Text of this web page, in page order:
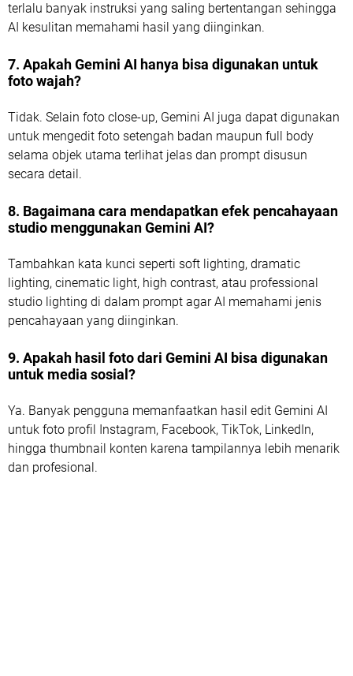
terlalu banyak instruksi yang saling bertentangan sehingga
AI kesulitan memahami hasil yang diinginkan.
7. Apakah Gemini AI hanya bisa digunakan untuk
foto wajah?
Tidak. Selain foto close-up, Gemini AI juga dapat digunakan
untuk mengedit foto setengah badan maupun full body
selama objek utama terlihat jelas dan prompt disusun
secara detail.
8. Bagaimana cara mendapatkan efek pencahayaan
studio menggunakan Gemini AI?
Tambahkan kata kunci seperti soft lighting, dramatic
lighting, cinematic light, high contrast, atau professional
studio lighting di dalam prompt agar AI memahami jenis
pencahayaan yang diinginkan.
9. Apakah hasil foto dari Gemini AI bisa digunakan
untuk media sosial?
Ya. Banyak pengguna memanfaatkan hasil edit Gemini AI
untuk foto profil Instagram, Facebook, TikTok, LinkedIn,
hingga thumbnail konten karena tampilannya lebih menarik
dan profesional.